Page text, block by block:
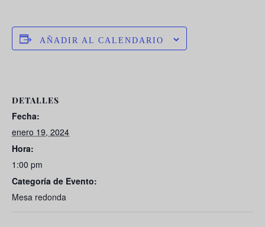
AÑADIR AL CALENDARIO
DETALLES
Fecha:
enero 19, 2024
Hora:
1:00 pm
Categoría de Evento:
Mesa redonda